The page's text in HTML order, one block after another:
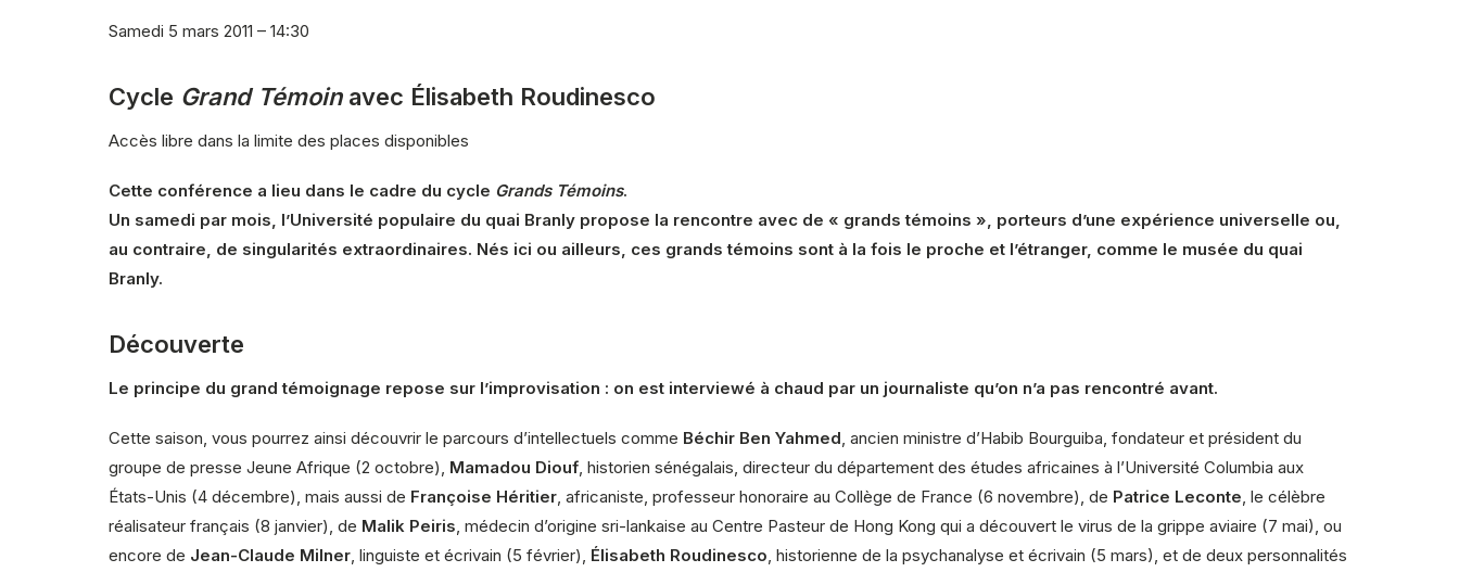
Samedi 5 mars 2011 – 14:30
Cycle Grand Témoinavec Élisabeth Roudinesco
Accès libre dans la limite des places disponibles
Cette conférence a lieu dans le cadre du cycle Grands Témoins.
Un samedi par mois, l’Université populaire du quai Branly propose la rencontre avec de « grands témoins », porteurs d’une expérience universelle ou,
au contraire, de singularités extraordinaires. Nés ici ou ailleurs, ces grands témoins sont à la fois le proche et l’étranger, comme le musée du quai
Branly.
Découverte
Le principe du grand témoignage repose sur l’improvisation : on est interviewé à chaud par un journaliste qu’on n’a pas rencontré avant.
Cette saison, vous pourrez ainsi découvrir le parcours d’intellectuels comme Béchir Ben Yahmed , ancien ministre d’Habib Bourguiba, fondateur et président du
groupe de presse Jeune Afrique (2 octobre), Mamadou Diouf , historien sénégalais, directeur du département des études africaines à l’Université Columbia aux
États-Unis (4 décembre), mais aussi de Françoise Héritier , africaniste, professeur honoraire au Collège de France (6 novembre), de Patrice Leconte , le célèbre
réalisateur français (8 janvier), de Malik Peiris , médecin d’origine sri-lankaise au Centre Pasteur de Hong Kong qui a découvert le virus de la grippe aviaire (7 mai), ou
encore de Jean-Claude Milner , linguiste et écrivain (5 février), Élisabeth Roudinesco , historienne de la psychanalyse et écrivain (5 mars), et de deux personnalités